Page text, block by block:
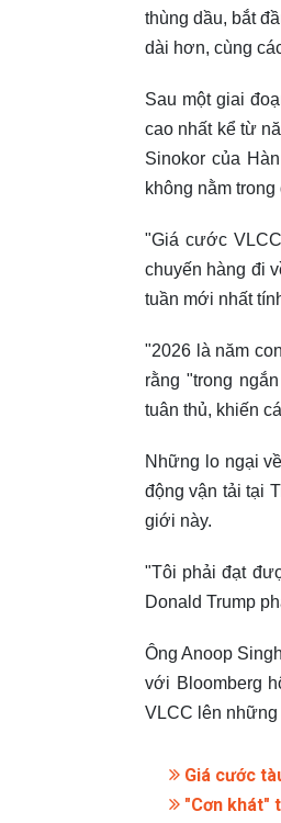
thùng dầu, bắt
dài hơn, cùng
Sau một giai
cao nhất kể từ
Sinokor của
không nằm
"Giá cước
chuyến hàng đi
tuần mới nhất
"2026 là năm
rằng "trong
tuân thủ, khiến
Những lo ngại
động vận tải tại
giới này.
"Tôi phải đạt
Donald Trump
Ông Anoop
với Bloomberg
VLCC lên
Giá cước
"Cơn khát"